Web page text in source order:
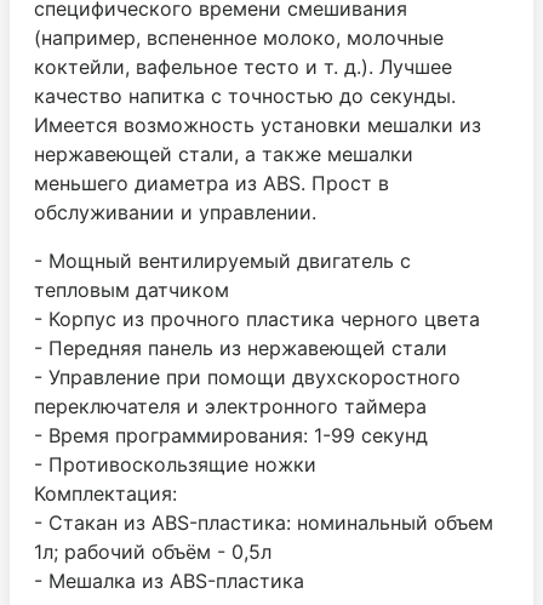
специфического времени смешивания
(например, вспененное молоко, молочные
коктейли, вафельное тесто и т. д.). Лучшее
качество напитка с точностью до секунды.
Имеется возможность установки мешалки из
нержавеющей стали, а также мешалки
меньшего диаметра из ABS. Прост в
обслуживании и управлении.
- Мощный вентилируемый двигатель с
тепловым датчиком
- Корпус из прочного пластика черного цвета
- Передняя панель из нержавеющей стали
- Управление при помощи двухскоростного
переключателя и электронного таймера
- Время программирования: 1-99 секунд
- Противоскользящие ножки
Комплектация:
- Стакан из ABS-пластика: номинальный объем
1л; рабочий объём - 0,5л
- Мешалка из ABS-пластика